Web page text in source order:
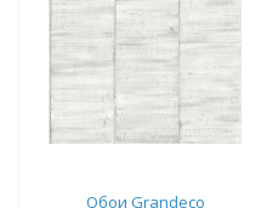
Обои Grandeco